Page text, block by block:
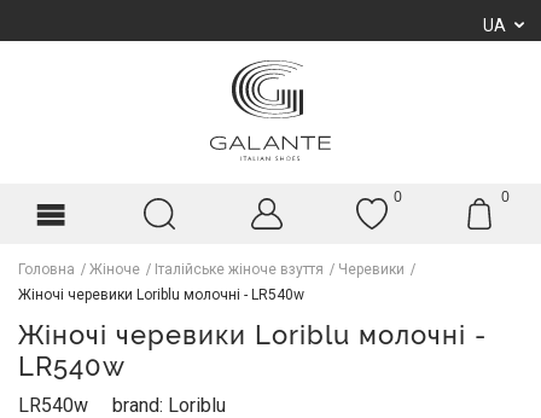
UA
0 0
Головна Жіноче Італійське жіноче взуття
Черевики
Жіночі черевики Loriblu молочні - LR540w
Жіночі черевики Loriblu молочні -
LR540w
LR540w brand: Loriblu